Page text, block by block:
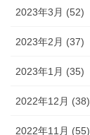
2023年3月 (52)
2023年2月 (37)
2023年1月 (35)
2022年12月 (38)
2022年11月 (55)